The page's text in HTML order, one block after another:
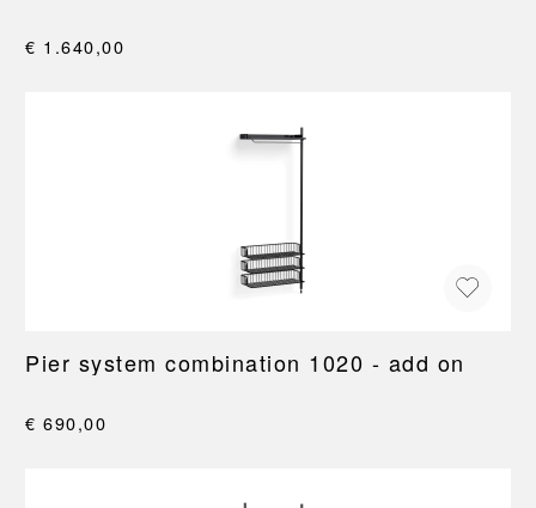
€ 1.640,00
Pier system combination 1020 - add on
€ 690,00